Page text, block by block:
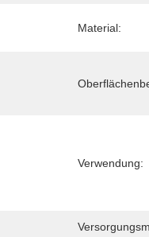
Material:
Verwendung: